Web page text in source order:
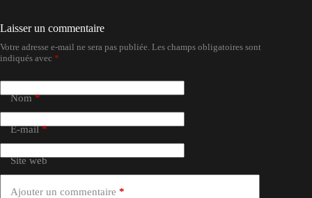
Laisser un commentaire
Votre adresse e-mail ne sera pas publiée. Les champs obligatoires sont
indiqués avec *
Nom*
E-mail*
Site web
Ajouter un commentaire *